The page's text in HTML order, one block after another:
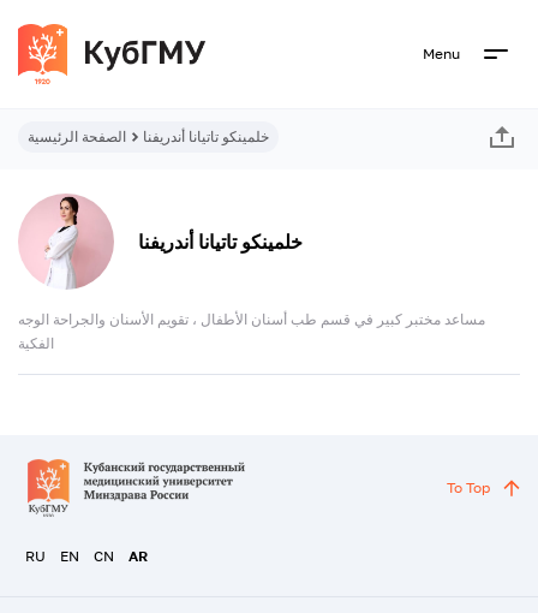
Menu
الصفحة الرئيسية خلمينكو تاتيانا أندريفنا
خلمينكو تاتيانا أندريفنا
مساعد مختبر كبير في قسم طب أسنان الأطفال ، تقويم الأسنان والجراحة الوجه
الفكية
RU EN CN AR
To Top